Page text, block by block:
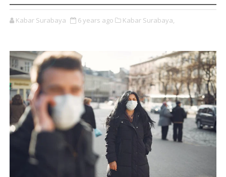
Kabar Surabaya 6 years ago Kabar Surabaya,